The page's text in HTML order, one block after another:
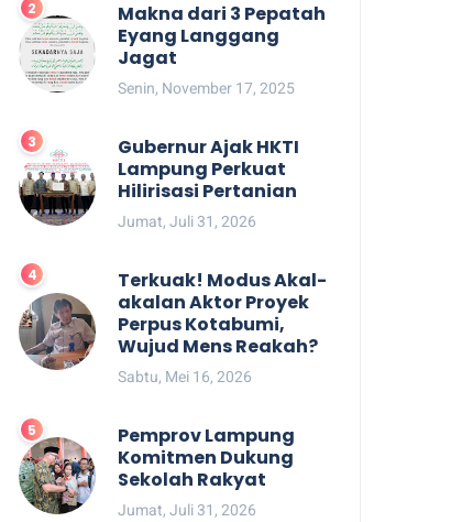
Makna dari 3 Pepatah
Eyang Langgang
Jagat
Senin, November 17, 2025
Gubernur Ajak HKTI
Lampung Perkuat
Hilirisasi Pertanian
Jumat, Juli 31, 2026
Terkuak! Modus Akal-
akalan Aktor Proyek
Perpus Kotabumi,
Wujud Mens Reakah?
Sabtu, Mei 16, 2026
Pemprov Lampung
Komitmen Dukung
Sekolah Rakyat
Jumat, Juli 31, 2026